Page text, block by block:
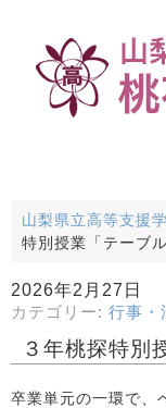
山梨県立高等支援
特別授業「テーブ
2026年2月27日
カテゴリー: 行事・
３年桃探特別
卒業単元の一環で、